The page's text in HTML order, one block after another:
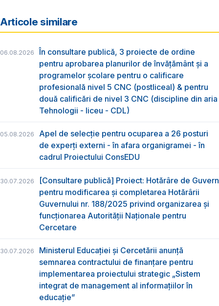
Articole similare
06.08.2026
În consultare publică, 3 proiecte de ordine
pentru aprobarea planurilor de învățământ și a
programelor școlare pentru o calificare
profesională nivel 5 CNC (postliceal) & pentru
două calificări de nivel 3 CNC (discipline din aria
Tehnologii - liceu - CDL)
05.08.2026
Apel de selecție pentru ocuparea a 26 posturi
de experți externi - în afara organigramei - în
cadrul Proiectului ConsEDU
30.07.2026
[Consultare publică] Proiect: Hotărâre de Guvern
pentru modificarea și completarea Hotărârii
Guvernului nr. 188/2025 privind organizarea şi
funcţionarea Autorităţii Naţionale pentru
Cercetare
30.07.2026
Ministerul Educației și Cercetării anunță
semnarea contractului de finanțare pentru
implementarea proiectului strategic „Sistem
integrat de management al informațiilor în
educație”